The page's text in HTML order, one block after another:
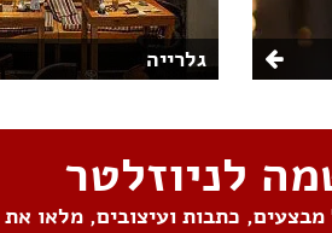
גלרייה
לניוזלטר
כתבות ועיצובים, מלאו